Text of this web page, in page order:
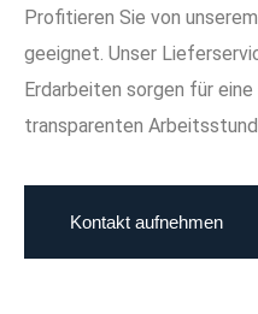
Profitieren Sie von
geeignet. Unser
Erdarbeiten sorgen für
transparenten
Kontakt aufnehmen